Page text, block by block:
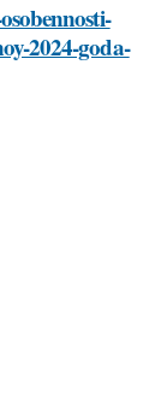
2024-goda-